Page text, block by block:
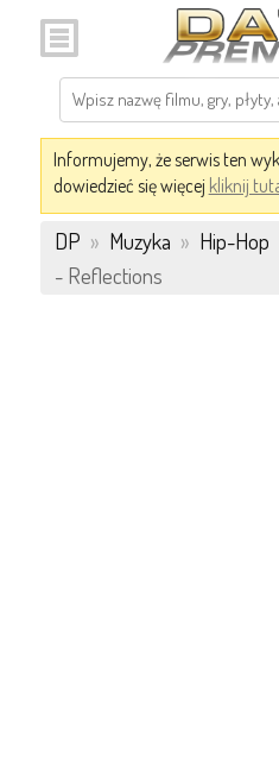
Informujemy, że serwis ten
dowiedzieć się więcej kliknij
DP » Muzyka » Hip-Hop
- Reflections